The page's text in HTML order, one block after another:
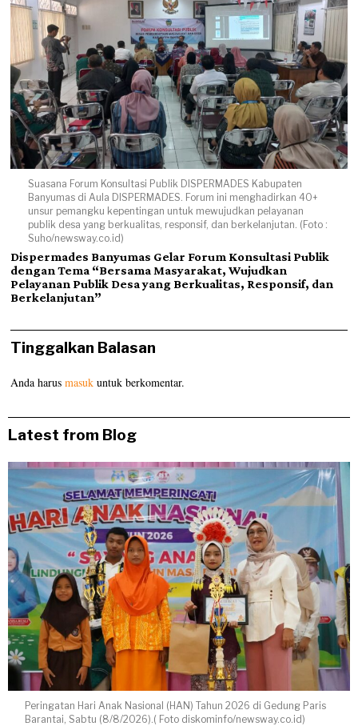
Suasana Forum Konsultasi Publik DISPERMADES Kabupaten
Banyumas di Aula DISPERMADES. Forum ini menghadirkan 40+
unsur pemangku kepentingan untuk mewujudkan pelayanan
publik desa yang berkualitas, responsif, dan berkelanjutan. (Foto :
Suho/newsway.co.id)
Dispermades Banyumas Gelar Forum Konsultasi Publik
dengan Tema “Bersama Masyarakat, Wujudkan
Pelayanan Publik Desa yang Berkualitas, Responsif, dan
Berkelanjutan”
Tinggalkan Balasan
Anda harusmasuk untuk berkomentar.
Latest from Blog
Peringatan Hari Anak Nasional (HAN) Tahun 2026 di Gedung Paris
Barantai, Sabtu (8/8/2026).( Foto diskominfo/newsway.co.id)